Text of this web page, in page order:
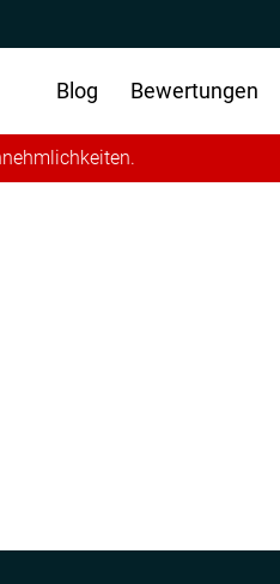
Bewertungen
Blog